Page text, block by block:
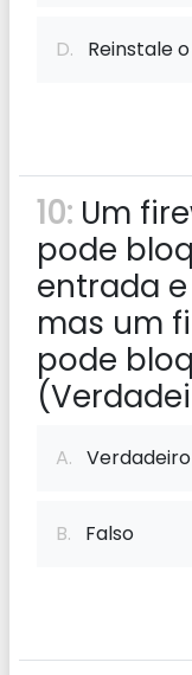
D. Reinstale
10: Um
pode
entrada
mas um
pode
A. Verdadeiro
B. Falso